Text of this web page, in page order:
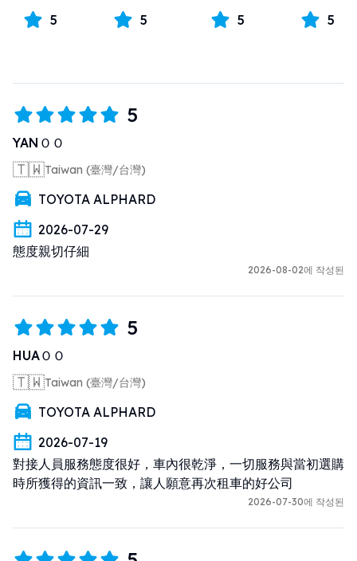
超過補償上限的金額，將由客戶自行負擔。
基本上都是同一車型，差異僅為細微部分。
無法提供您預約的車型，我們可能會提供同
等級或低一級的車型，並依情況退還差額或
請點擊以下 URL 查閱租車條款。
https://oasis-rent.com/terms.html
drive in Japan:
2. Taiwanese driver’s license
3. Japanese translation
Requirements for people of other
nationalities to drive in Japan:
2. International driver’s license valid in
Japan
5 5 5 5
5
YANＯＯ
🇹🇼Taiwan (臺灣/台灣)
TOYOTA ALPHARD
2026-07-29
態度親切仔細
2026-08-02에 작성된
5
HUAＯＯ
🇹🇼Taiwan (臺灣/台灣)
TOYOTA ALPHARD
2026-07-19
對接人員服務態度很好，車內很乾淨，一切服務與當初選購
時所獲得的資訊一致，讓人願意再次租車的好公司
2026-07-30에 작성된